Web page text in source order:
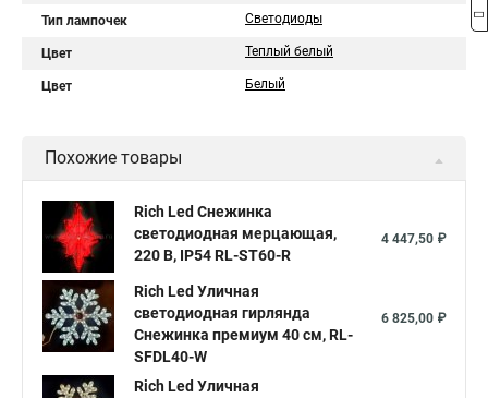
Тип лампочек Светодиоды
Цвет Теплый белый
Цвет Белый
Похожие товары
Rich Led Снежинка
светодиодная мерцающая,
220 B, IP54 RL-ST60-R
4 447,50 ₽
Rich Led Уличная
светодиодная гирлянда
Снежинка премиум 40 см, RL-
SFDL40-W
6 825,00 ₽
Rich Led Уличная